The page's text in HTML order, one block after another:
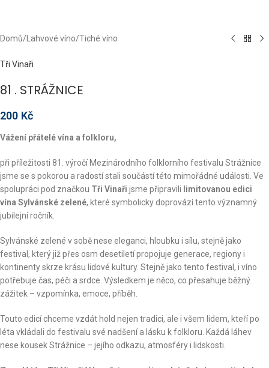
Domů/Lahvové víno/Tiché víno
Tři Vinaři
81 . STRÁŽNICE
200 Kč
Vážení přátelé vína a folkloru,
při příležitosti 81. výročí Mezinárodního folklorního festivalu Strážnice
jsme se s pokorou a radostí stali součástí této mimořádné události. Ve
spolupráci pod značkou Tři Vinaři jsme připravili limitovanou edici
vína Sylvánské zelené, které symbolicky doprovází tento významný
jubilejní ročník.
Sylvánské zelené v sobě nese eleganci, hloubku i sílu, stejně jako
festival, který již přes osm desetiletí propojuje generace, regiony i
kontinenty skrze krásu lidové kultury. Stejně jako tento festival, i víno
potřebuje čas, péči a srdce. Výsledkem je něco, co přesahuje běžný
zážitek – vzpomínka, emoce, příběh.
Touto edicí chceme vzdát hold nejen tradici, ale i všem lidem, kteří po
léta vkládali do festivalu své nadšení a lásku k folkloru. Každá láhev
nese kousek Strážnice – jejího odkazu, atmosféry i lidskosti.